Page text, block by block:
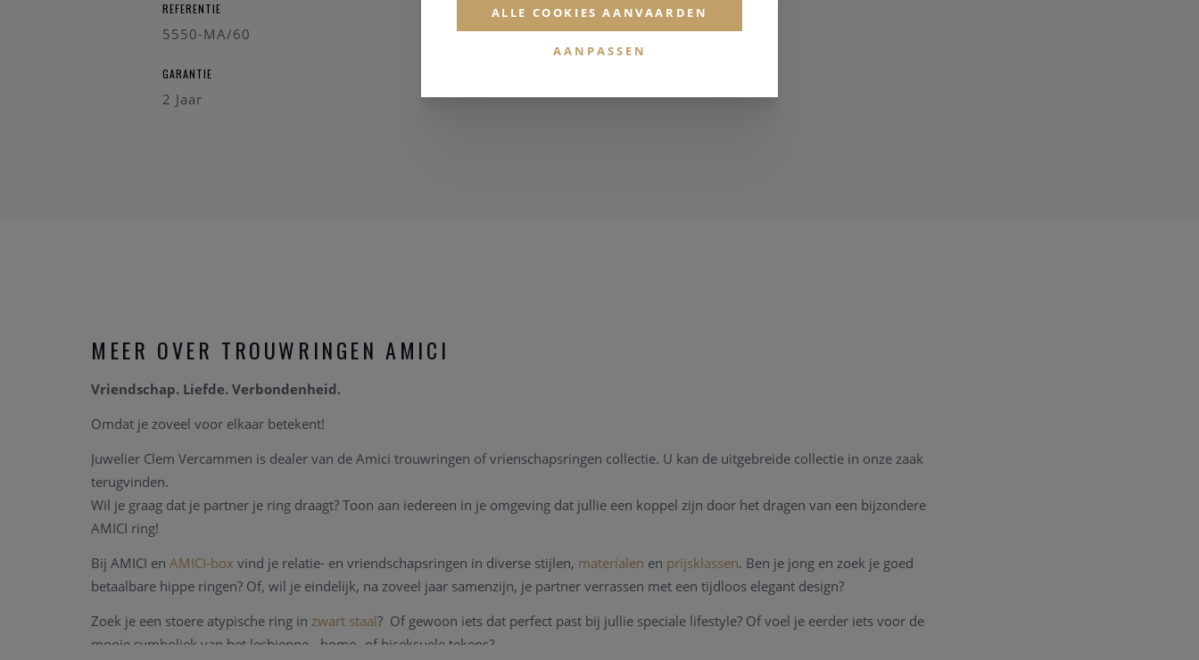
REFERENTIE
5550-MA/60
GARANTIE
2 Jaar
MEER OVER TROUWRINGEN AMICI
Vriendschap. Liefde. Verbondenheid.
Omdat je zoveel voor elkaar betekent!
Juwelier Clem Vercammen is dealer van de Amici trouwringen of vrienschapsringen collectie. U kan de uitgebreide collectie in onze zaak
terugvinden.
Wil je graag dat je partner je ring draagt? Toon aan iedereen in je omgeving dat jullie een koppel zijn door het dragen van een bijzondere
AMICI ring!
Bij AMICI en AMICI-box vind je relatie- en vriendschapsringen in diverse stijlen, materialen en prijsklassen. Ben je jong en zoek je goed
betaalbare hippe ringen? Of, wil je eindelijk, na zoveel jaar samenzijn, je partner verrassen met een tijdloos elegant design?
Zoek je een stoere atypische ring in zwart staal? Of gewoon iets dat perfect past bij jullie speciale lifestyle? Of voel je eerder iets voor de
mooie symboliek van het lesbienne-, homo- of biseksuele tekens?
ALLE COOKIES AANVAARDEN
AANPASSEN